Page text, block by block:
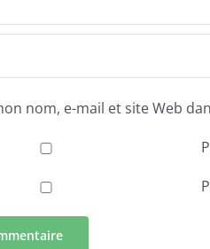
nom, e-mail et site Web